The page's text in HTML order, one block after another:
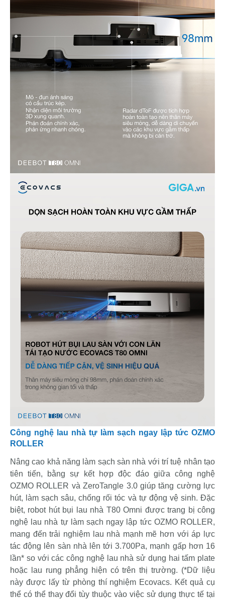
Công nghệ lau nhà tự làm sạch ngay lập tức OZMO
ROLLER
Nâng cao khả năng làm sạch sàn nhà với trí tuệ nhân tạo
tiên tiến, bằng sự kết hợp độc đáo giữa công nghệ
OZMO ROLLER và ZeroTangle 3.0 giúp tăng cường lực
hút, làm sạch sâu, chống rối tóc và tự động vệ sinh. Đặc
biệt, robot hút bụi lau nhà T80 Omni được trang bị công
nghệ lau nhà tự làm sạch ngay lập tức OZMO ROLLER,
mang đến trải nghiệm lau nhà mạnh mẽ hơn với áp lực
tác động lên sàn nhà lên tới 3.700Pa, mạnh gấp hơn 16
lần* so với các công nghệ lau nhà sử dụng hai tấm plate
hoặc lau rung phẳng hiện có trên thị trường. (*Dữ liệu
này được lấy từ phòng thí nghiệm Ecovacs. Kết quả cụ
thể có thể thay đổi tùy thuộc vào việc sử dụng thực tế tại